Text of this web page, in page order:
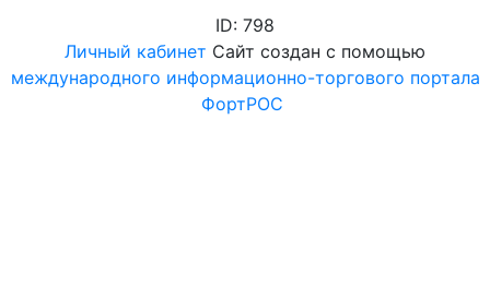
ID: 798
Личный кабинет Сайт создан с помощью
международного информационно-торгового портала
ФортРОС